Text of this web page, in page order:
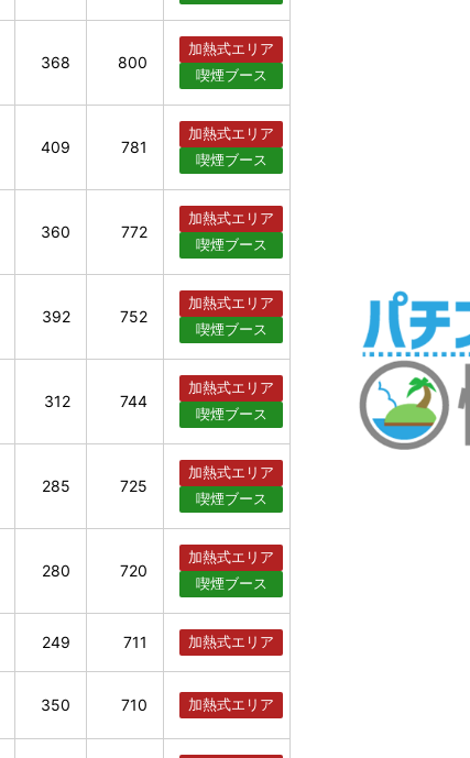
368 800
加熱式エリア
喫煙ブース
409 781
加熱式エリア
喫煙ブース
360 772
加熱式エリア
喫煙ブース
392 752
加熱式エリア
喫煙ブース
312 744
加熱式エリア
喫煙ブース
285 725
加熱式エリア
喫煙ブース
280 720
加熱式エリア
喫煙ブース
249 711 加熱式エリア
350 710 加熱式エリア